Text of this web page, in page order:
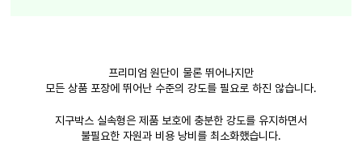
프리미엄 원단이 물론 뛰어나지만
모든 상품 포장에 뛰어난 수준의 강도를 필요로 하진 않습니다.
지구박스 실속형은 제품 보호에 충분한 강도를 유지하면서
불필요한 자원과 비용 낭비를 최소화했습니다.